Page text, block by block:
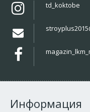
td_koktobe
Информация